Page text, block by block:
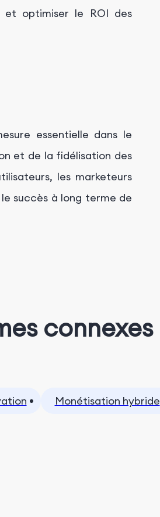
et optimiser le ROI des
essentielle dans le
et de la fidélisation des
les marketeurs
succès à long terme de
connexes
Monétisation hybride